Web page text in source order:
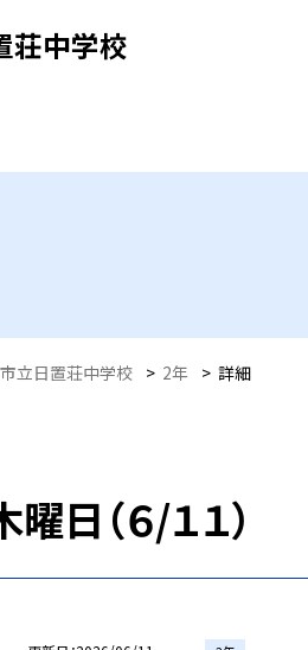
荘中学校
立日置荘中学校 > 2年 > 詳細
日（６/１１）